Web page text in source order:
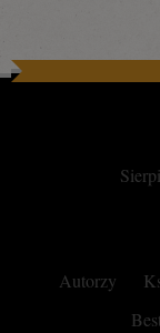
Autorzy